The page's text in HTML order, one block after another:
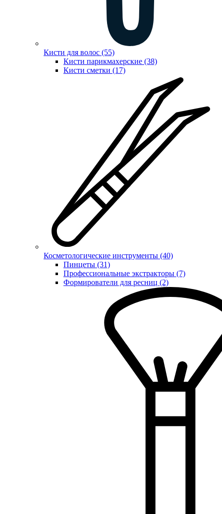
Кисти для волос (55)
Кисти парикмахерские (38)
Кисти сметки (17)
Косметологические инструменты (40)
Пинцеты (31)
Профессиональные экстракторы (7)
Формирователи для ресниц (2)